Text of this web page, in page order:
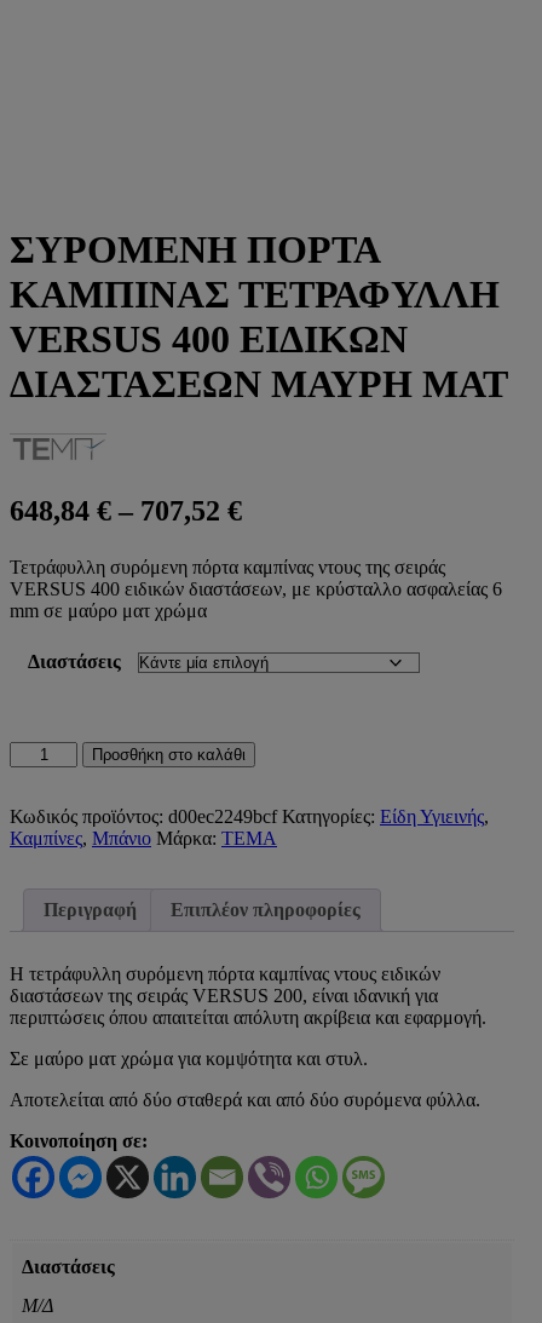
ΣΥΡΟΜΕΝΗ ΠΟΡΤΑ
ΚΑΜΠΙΝΑΣ ΤΕΤΡΑΦΥΛΛΗ
VERSUS 400 ΕΙΔΙΚΩΝ
ΔΙΑΣΤΑΣΕΩΝ ΜΑΥΡΗ ΜΑΤ
648,84 € – 707,52 €Price
648,84 €
through
Τετράφυλλη συρόμενη πόρτα καμπίνας ντους της σειράς
VERSUS 400 ειδικών διαστάσεων, με κρύσταλλο ασφαλείας 6
mm σε μαύρο ματ χρώμα
Διαστάσεις
ΣΥΡΟΜΕΝΗ
ΠΟΡΤΑ
ΤΕΤΡΑΦΥΛΛΗ
VERSUS
ΔΙΑΣΤΑΣΕΩΝ
ΜΑΥΡΗ
ποσότητα
Προσθήκη στο καλάθι
Κωδικός προϊόντος: d00ec2249bcf Κατηγορίες: Είδη Υγιεινής,
Καμπίνες, Μπάνιο Μάρκα: TEMA
Περιγραφή Επιπλέον πληροφορίες
Η τετράφυλλη συρόμενη πόρτα καμπίνας ντους ειδικών
διαστάσεων της σειράς VERSUS 200, είναι ιδανική για
περιπτώσεις όπου απαιτείται απόλυτη ακρίβεια και εφαρμογή.
Σε μαύρο ματ χρώμα για κομψότητα και στυλ.
Αποτελείται από δύο σταθερά και από δύο συρόμενα φύλλα.
Κοινοποίηση σε:
Διαστάσεις
Μ/Δ